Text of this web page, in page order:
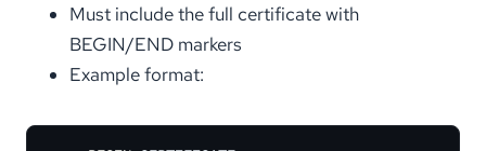
Must include the full certificate with
BEGIN/END markers
Example format: